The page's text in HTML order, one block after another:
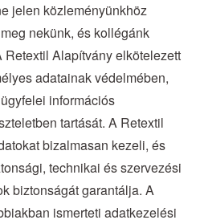
jelen közleményünkhöz
nekünk, és kollégánk
Alapítvány elkötelezett
adatainak védelmében,
információs
tartását. A Retextil
bizalmasan kezeli, és
technikai és szervezési
biztonságát garantálja. A
ismerteti adatkezelési